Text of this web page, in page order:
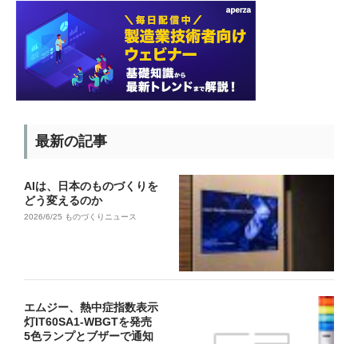
最新の記事
AIは、日本のものづくりを
どう変えるのか
2026/6/25 ものづくりニュース
エムジー、熱中症指数表示
灯IT60SA1-WBGTを発売
5色ランプとブザーで通知